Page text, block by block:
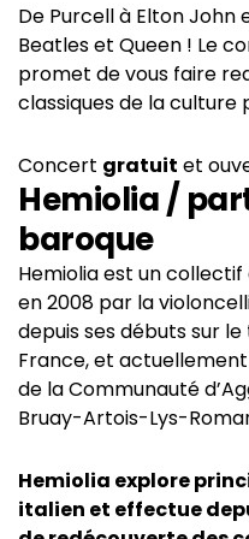
De Purcell à Elton John
Beatles et Queen ! Le
promet de vous faire
classiques de la
Concert gratuit et
Hemiolia /
baroque
Hemiolia est un
en 2008 par la
depuis ses débuts sur
France, et
de la Communauté
Bruay-Artois-Lys-
Hemiolia explore
italien et effectue